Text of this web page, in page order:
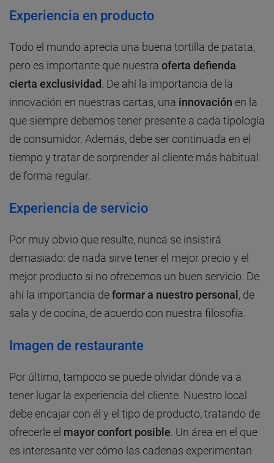
Experiencia en producto
Todo el mundo aprecia una buena tortilla de patata,
pero es importante que nuestra oferta defienda
cierta exclusividad. De ahí la importancia de la
innovación en nuestras cartas, una innovación en la
que siempre debemos tener presente a cada tipología
de consumidor. Además, debe ser continuada en el
tiempo y tratar de sorprender al cliente más habitual
de forma regular.
Experiencia de servicio
Por muy obvio que resulte, nunca se insistirá
demasiado: de nada sirve tener el mejor precio y el
mejor producto si no ofrecemos un buen servicio. De
ahí la importancia deformar a nuestro personal , de
sala y de cocina, de acuerdo con nuestra filosofía.
Imagen de restaurante
Por último, tampoco se puede olvidar dónde va a
tener lugar la experiencia del cliente. Nuestro local
debe encajar con él y el tipo de producto, tratando de
ofrecerle el mayor confort posible. Un área en el que
es interesante ver cómo las cadenas experimentan